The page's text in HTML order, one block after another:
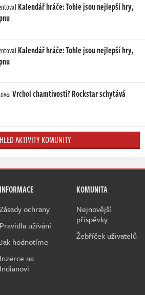
Kalendář hráče: Tohle jsou nejlepší hry,
Kalendář hráče: Tohle jsou nejlepší hry,
Vrchol chamtivosti? Rockstar schytává
AKTIVITY KOMUNITY
INFORMACE
Zásady ochrany
Pravidla užívání
Jak hodnotíme
Inzerce na
Indianovi
KOMUNITA
Nejnovější
příspěvky
Žebříček uživatelů